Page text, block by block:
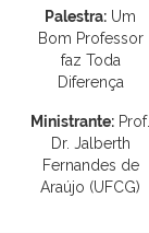
Palestra: Um
Bom Professor
faz Toda
Diferença
Ministrante: Prof.
Dr. Jalberth
Fernandes de
Araújo (UFCG)